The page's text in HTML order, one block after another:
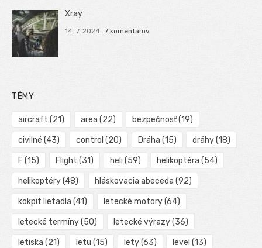
Xray
14. 7. 2024 7 komentárov
TÉMY
aircraft (21) area (22) bezpečnosť(19)
civilné (43) control (20) Dráha (15) dráhy(18)
F (15) Flight (31) heli (59) helikoptéra (54)
helikoptéry(48) hláskovacia abeceda (92)
kokpit lietadla (41) letecké motory(64)
letecké termíny(50) letecké výrazy(36)
letiska (21) letu (15) lety(63) level (13)